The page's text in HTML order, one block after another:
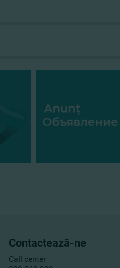
Contactează-ne
Call center